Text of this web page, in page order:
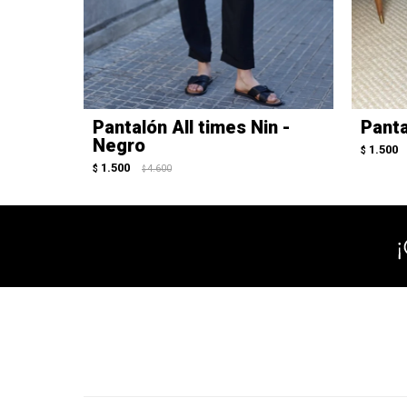
Pantalón All times Nin -
Negro
$ 1.500 $ 4.600
$ 1.500